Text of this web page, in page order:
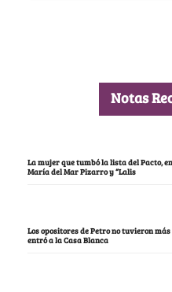
Notas
La mujer que tumbó la lista del Pacto,
María del Mar Pizarro y “Lalis
Los opositores de Petro no tuvieron
entró a la Casa Blanca